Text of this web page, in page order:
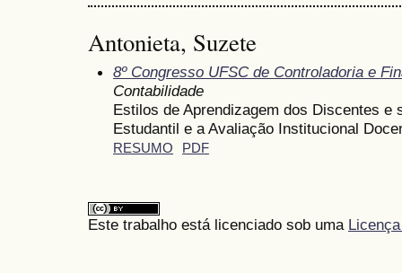
Antonieta, Suzete
8º Congresso UFSC de Controladoria e
Contabilidade
Estilos de Aprendizagem dos Discentes e
Estudantil e a Avaliação Institucional
RESUMO PDF
Este trabalho está licenciado sob uma